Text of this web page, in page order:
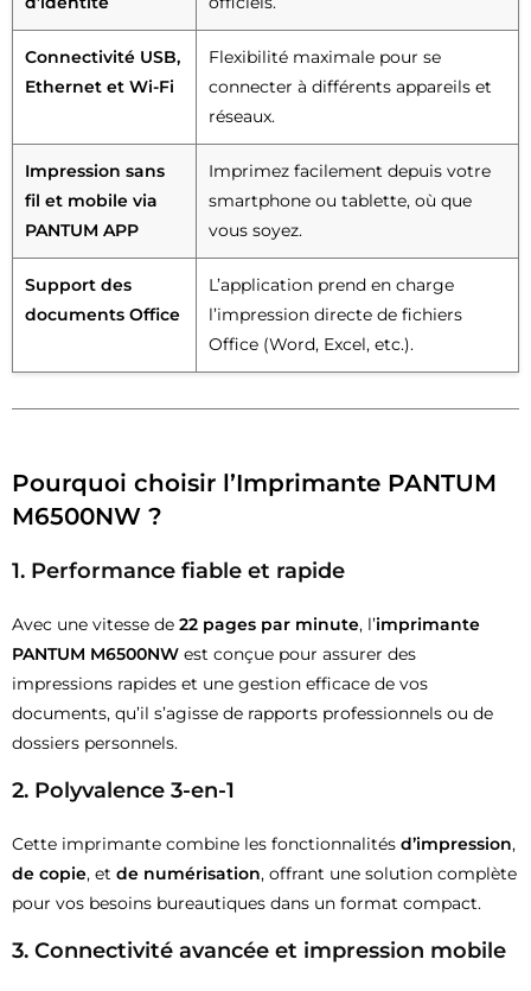
Connectivité USB,
Ethernet et Wi-Fi
Flexibilité maximale pour se
connecter à différents appareils et
réseaux.
Impression sans
fil et mobile via
PANTUM APP
Imprimez facilement depuis votre
smartphone ou tablette, où que
vous soyez.
Support des
documents Office
L’application prend en charge
l’impression directe de fichiers
Office (Word, Excel, etc.).
Pourquoi choisir l’Imprimante PANTUM
M6500NW ?
1. Performance fiable et rapide
Avec une vitesse de 22 pages par minute, l’imprimante
PANTUM M6500NW est conçue pour assurer des
impressions rapides et une gestion efficace de vos
documents, qu’il s’agisse de rapports professionnels ou de
dossiers personnels.
2. Polyvalence 3-en-1
Cette imprimante combine les fonctionnalités d’impression,
de copie, et de numérisation, offrant une solution complète
pour vos besoins bureautiques dans un format compact.
3. Connectivité avancée et impression mobile